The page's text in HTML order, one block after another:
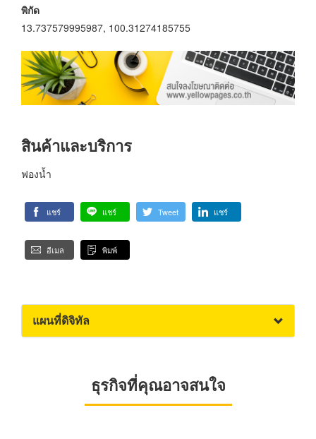
พิกัด
13.737579995987, 100.31274185755
สินค้าและบริการ
ฟองน้ำ
แชร์ แชร์ Tweet แชร์
อีเมล พิมพ์
แผนที่ดิจิทัล
ธุรกิจที่คุณอาจสนใจ